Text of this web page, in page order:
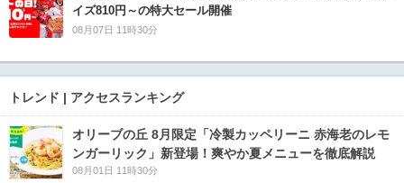
イズ810円～の特大セール開催
08月07日 11時30分
トレンド | アクセスランキング
オリーブの丘 8月限定「冷製カッペリーニ 赤海老のレモ
ンガーリック」新登場！爽やか夏メニューを徹底解説
08月01日 11時30分